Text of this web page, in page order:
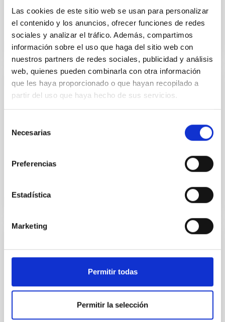
Las cookies de este sitio web se usan para personalizar
el contenido y los anuncios, ofrecer funciones de redes
sociales y analizar el tráfico. Además, compartimos
información sobre el uso que haga del sitio web con
nuestros partners de redes sociales, publicidad y análisis
web, quienes pueden combinarla con otra información
que les haya proporcionado o que hayan recopilado a
partir del uso que haya hecho de sus servicios.
Necesarias
Preferencias
Estadística
Marketing
Permitir todas
Permitir la selección
PROYECTO
Arqueoastronomía
determinar la importancia de la astronomía como
activamente en tres grandes colaboraciones
internacionales de astrofísica de muy altas energías: